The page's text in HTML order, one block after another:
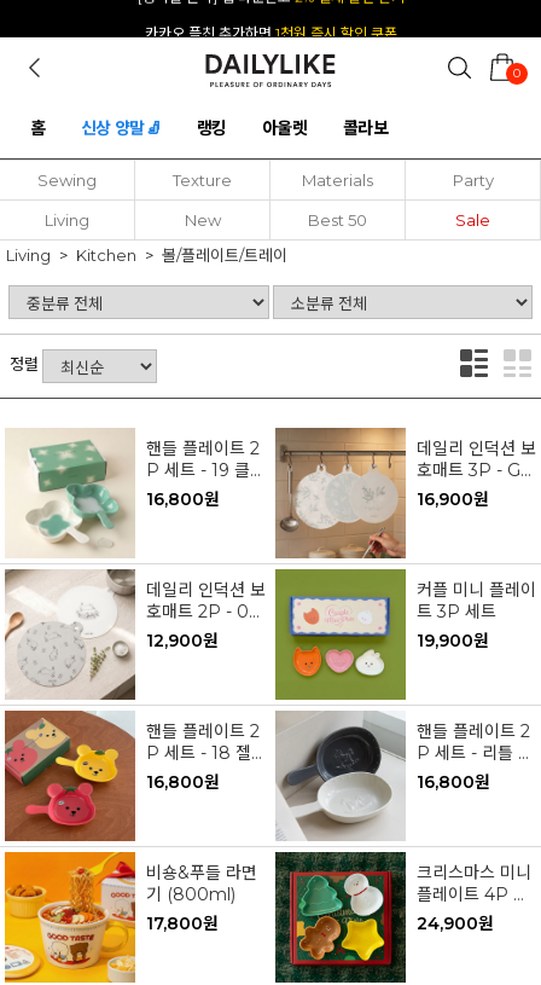
0
홈 신상 양말🧦 랭킹 아울렛 콜라보
Sewing Texture Materials Party
Living New Best 50
Sale
Living
Kitchen 볼/플레이트/트레이
정렬
핸들 플레이트 2
P 세트 - 19 클로
버
16,800원
데일리 인덕션 보
호매트 3P - Gr
eenish Garde
16,900원
데일리 인덕션 보
호매트 2P - 03
버니 가든
12,900원
커플 미니 플레이
트 3P 세트
19,900원
핸들 플레이트 2
P 세트 - 18 젤
리 베어 토마토
& 망고
16,800원
핸들 플레이트 2
P 세트 - 리틀 포
니
16,800원
비숑&푸들 라면
기 (800ml)
17,800원
크리스마스 미니
플레이트 4P 세
트
24,900원